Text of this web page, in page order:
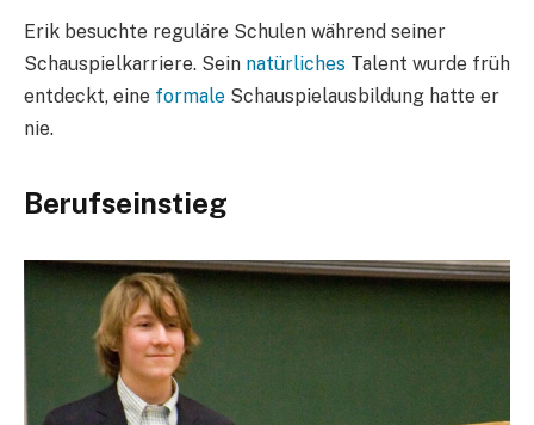
Erik besuchte reguläre Schulen während seiner
Schauspielkarriere. Sein natürliches Talent wurde früh
entdeckt, eine formale Schauspielausbildung hatte er
nie.
Berufseinstieg